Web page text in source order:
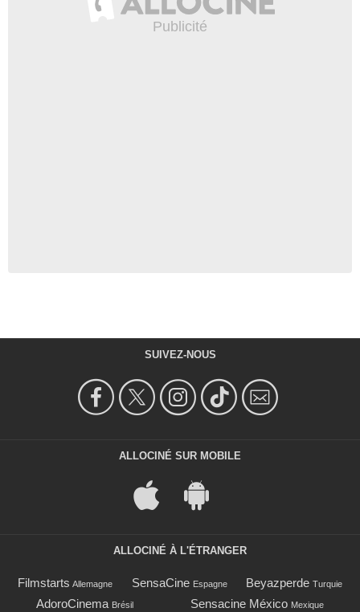
SUIVEZ-NOUS
ALLOCINÉ SUR MOBILE
ALLOCINÉ À L'ÉTRANGER
Filmstarts Allemagne SensaCine Espagne Beyazperde Turquie
AdoroCinema Brésil Sensacine México Mexique